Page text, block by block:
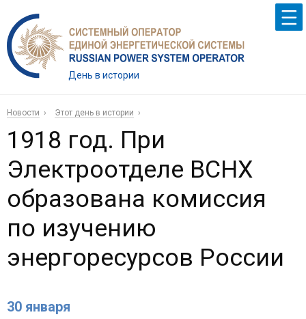
День в истории
Новости Этот день в истории
1918 год. При
Электроотделе ВСНХ
образована комиссия
по изучению
энергоресурсов России
30 января